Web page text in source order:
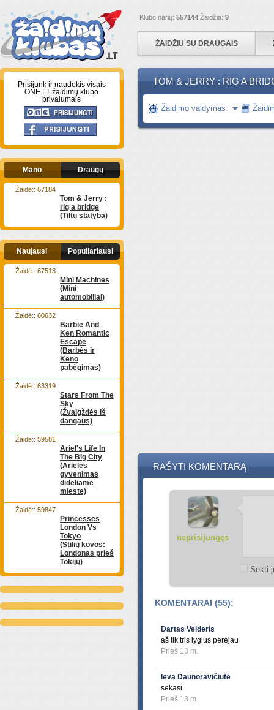
Klubo narių: 557144 Žaidžia: 9
ŽAIDŽIU SU DRAUGAIS
Prisijunk ir naudokis visais
ONE.LT žaidimų klubo
privalumais
Mano Draugų
Tom & Jerry :
rig a bridge
(Tiltų statyba)
Žaidė:: 67184
Naujausi Populiariausi
Mini Machines
(Mini
automobiliai)
Žaidė:: 67513
Barbie And
Ken Romantic
Escape
(Barbės ir
Keno
pabėgimas)
Žaidė:: 60632
Stars From The
Sky
(Žvaigždės iš
dangaus)
Žaidė:: 63319
Ariel's Life In
The Big City
(Arielės
gyvenimas
dideliame
mieste)
Žaidė:: 59581
Princesses
London Vs
Tokyo
(Stilių kovos:
Londonas prieš
Tokijų)
Žaidė:: 59847
TOM & JERRY : RIG A
Žaidimo valdymas:
RAŠYTI KOMENTARĄ
neprisijungęs
Sekti
KOMENTARAI (55):
Dartas Veideris
aš tik tris lygius perėjau
Prieš 13 m.
Ieva Daunoravičiūtė
sekasi
Prieš 13 m.